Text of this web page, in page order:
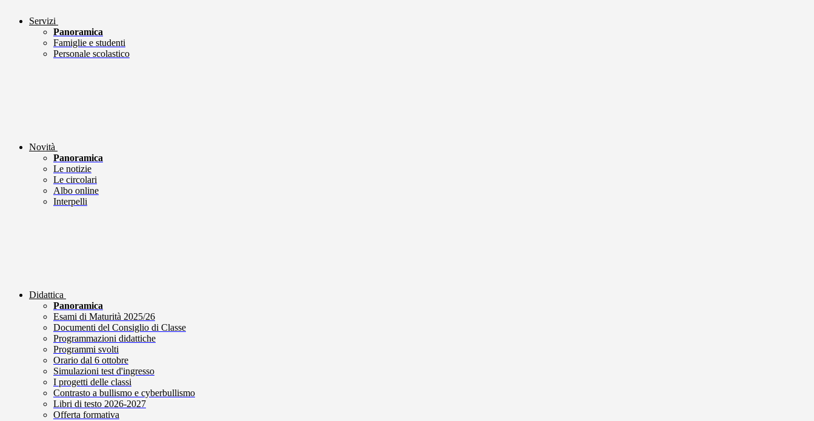
Servizi
Panoramica
Famiglie e studenti
Personale scolastico
Novità
Panoramica
Le notizie
Le circolari
Albo online
Interpelli
Didattica
Panoramica
Esami di Maturità 2025/26
Documenti del Consiglio di Classe
Programmazioni didattiche
Programmi svolti
Orario dal 6 ottobre
Simulazioni test d'ingresso
I progetti delle classi
Contrasto a bullismo e cyberbullismo
Libri di testo 2026-2027
Offerta formativa